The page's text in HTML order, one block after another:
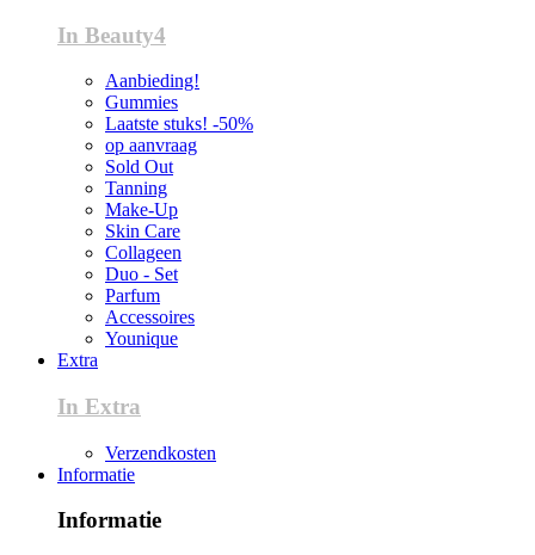
In Beauty4
Aanbieding!
Gummies
Laatste stuks! -50%
op aanvraag
Sold Out
Tanning
Make-Up
Skin Care
Collageen
Duo - Set
Parfum
Accessoires
Younique
Extra
In Extra
Verzendkosten
Informatie
Informatie